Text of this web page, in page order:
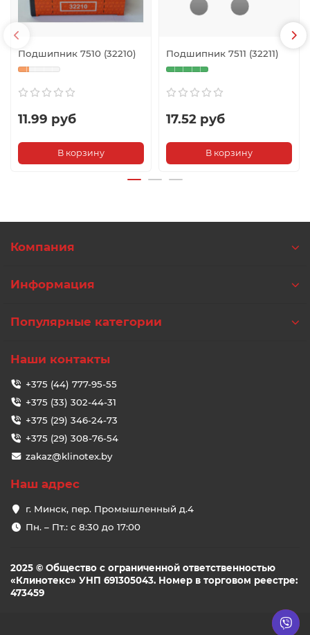
Подшипник 7510 (32210)
11.99 руб
В корзину
Подшипник 7511 (32211)
17.52 руб
В корзину
Компания
Информация
Популярные категории
Наши контакты
+375 (44) 777-95-55
+375 (33) 302-44-31
+375 (29) 346-24-73
+375 (29) 308-76-54
zakaz@klinotex.by
Наш адрес
г. Минск, пер. Промышленный д.4
Пн. – Пт.: с 8:30 до 17:00
2025 © Общество с ограниченной ответственностью
«Клинотекс» УНП 691305043. Номер в торговом реестре:
473459